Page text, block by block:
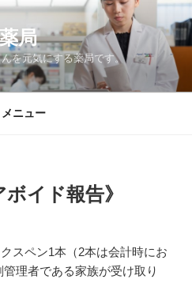
局
を元気にする薬局です。
メニュー
ボイド報告》
スペン1本（2本は会計時にお
理者である家族が受け取り